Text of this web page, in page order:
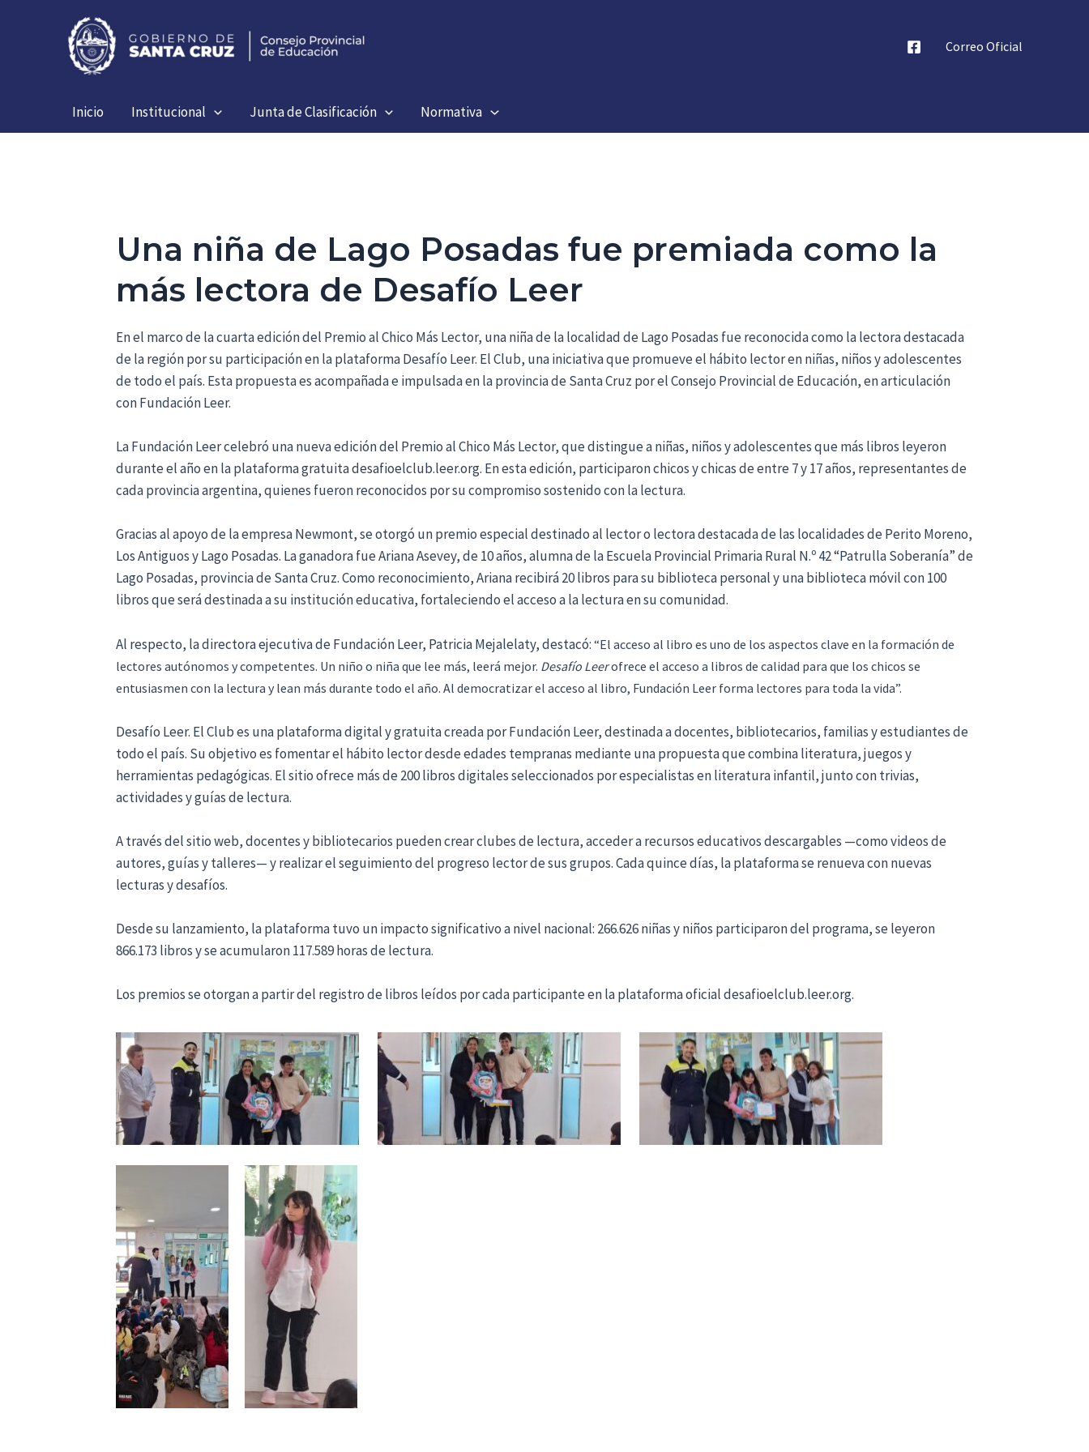
Correo Oficial
Inicio Institucional Junta de Clasificación Normativa
Una niña de Lago Posadas fue premiada como la
más lectora de Desafío Leer
En el marco de la cuarta edición del Premio al Chico Más Lector, una niña de la localidad de Lago Posadas fue reconocida como la lectora destacada
de la región por su participación en la plataforma Desafío Leer. El Club, una iniciativa que promueve el hábito lector en niñas, niños y adolescentes
de todo el país. Esta propuesta es acompañada e impulsada en la provincia de Santa Cruz por el Consejo Provincial de Educación, en articulación
con Fundación Leer.
La Fundación Leer celebró una nueva edición del Premio al Chico Más Lector, que distingue a niñas, niños y adolescentes que más libros leyeron
durante el año en la plataforma gratuita desafioelclub.leer.org. En esta edición, participaron chicos y chicas de entre 7 y 17 años, representantes de
cada provincia argentina, quienes fueron reconocidos por su compromiso sostenido con la lectura.
Gracias al apoyo de la empresa Newmont, se otorgó un premio especial destinado al lector o lectora destacada de las localidades de Perito Moreno,
Los Antiguos y Lago Posadas. La ganadora fue Ariana Asevey, de 10 años, alumna de la Escuela Provincial Primaria Rural N.º 42 “Patrulla Soberanía” de
Lago Posadas, provincia de Santa Cruz. Como reconocimiento, Ariana recibirá 20 libros para su biblioteca personal y una biblioteca móvil con 100
libros que será destinada a su institución educativa, fortaleciendo el acceso a la lectura en su comunidad.
Al respecto, la directora ejecutiva de Fundación Leer, Patricia Mejalelaty, destacó: “El acceso al libro es uno de los aspectos clave en la formación de
lectores autónomos y competentes. Un niño o niña que lee más, leerá mejor. Desafío Leerofrece el acceso a libros de calidad para que los chicos se
entusiasmen con la lectura y lean más durante todo el año. Al democratizar el acceso al libro, Fundación Leer forma lectores para toda la vida”.
Desafío Leer. El Club es una plataforma digital y gratuita creada por Fundación Leer, destinada a docentes, bibliotecarios, familias y estudiantes de
todo el país. Su objetivo es fomentar el hábito lector desde edades tempranas mediante una propuesta que combina literatura, juegos y
herramientas pedagógicas. El sitio ofrece más de 200 libros digitales seleccionados por especialistas en literatura infantil, junto con trivias,
actividades y guías de lectura.
A través del sitio web, docentes y bibliotecarios pueden crear clubes de lectura, acceder a recursos educativos descargables —como videos de
autores, guías y talleres— y realizar el seguimiento del progreso lector de sus grupos. Cada quince días, la plataforma se renueva con nuevas
lecturas y desafíos.
Desde su lanzamiento, la plataforma tuvo un impacto significativo a nivel nacional: 266.626 niñas y niños participaron del programa, se leyeron
866.173 libros y se acumularon 117.589 horas de lectura.
Los premios se otorgan a partir del registro de libros leídos por cada participante en la plataforma oficial desafioelclub.leer.org.